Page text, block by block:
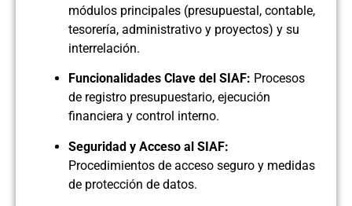
módulos principales (presupuestal, contable,
tesorería, administrativo y proyectos) y su
interrelación.
Funcionalidades Clave del SIAF: Procesos
de registro presupuestario, ejecución
financiera y control interno.
Seguridad y Acceso al SIAF:
Procedimientos de acceso seguro y medidas
de protección de datos.